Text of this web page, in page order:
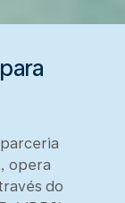
opera
do